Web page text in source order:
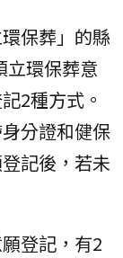
保葬」的縣
立環保葬意
2種方式。
分證和健保
記後，若未
登記，有2